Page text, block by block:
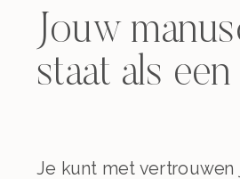
Jouw
staat als een
Je kunt met vertrouwen
JOUW BOEK